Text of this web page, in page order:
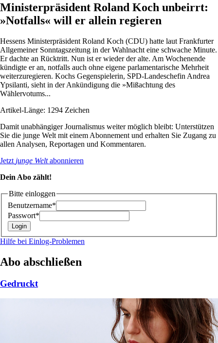
Ministerpräsident Roland Koch unbeirrt:
»Notfalls« will er allein regieren
Hessens Ministerpräsident Roland Koch (CDU) hatte laut Frankfurter
Allgemeiner Sonntagszeitung in der Wahlnacht eine schwache Minute.
Er dachte an Rücktritt. Nun ist er wieder der alte. Am Wochenende
kündigte er an, notfalls auch ohne eigene parlamentarische Mehrheit
weiterzuregieren. Kochs Gegenspielerin, SPD-Landes­chefin Andrea
Ypsilanti, sieht in der Ankündigung die »Mißachtung des
Wählervotums...
Artikel-Länge: 1294 Zeichen
Damit unabhängiger Journalismus weiter möglich bleibt: Unterstützen
Sie die junge Welt mit einem Abonnement und erhalten Sie Zugang zu
allen Analysen, Reportagen und Kommentaren.
Jetzt junge Weltabonnieren
Dein Abo zählt!
Bitte einloggen
Benutzername*
Passwort*
Hilfe bei Einlog-Problemen
Abo abschließen
Gedruckt